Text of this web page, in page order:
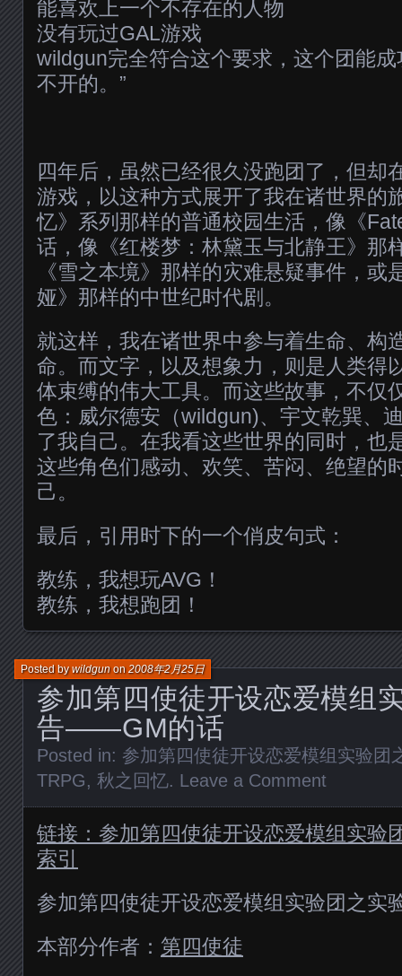
能喜欢上一个不存在的人物
没有玩过GAL游戏
wildgun完全符合这个要求，这个团能
不开的。”
四年后，虽然已经很久没跑团了，但却
游戏，以这种方式展开了我在诸世界
忆》系列那样的普通校园生活，像《
话，像《红楼梦：林黛玉与北静王》那
《雪之本境》那样的灾难悬疑事件，或
娅》那样的中世纪时代剧。
就这样，我在诸世界中参与着生命、构
命。而文字，以及想象力，则是人类得
体束缚的伟大工具。而这些故事，不仅
色：威尔德安（wildgun)、宇文乾巽、
了我自己。在我看这些世界的同时，也
这些角色们感动、欢笑、苦闷、绝望的
己。
最后，引用时下的一个俏皮句式：
教练，我想玩AVG！
教练，我想跑团！
参加第四使徒开设恋爱模组
告——GM的话
Posted bywildgunon2008年2月25日
Posted in: 参加第四使徒开设恋爱模组实验团
TRPG, 秋之回忆. Leave a Comment
链接：参加第四使徒开设恋爱模组实
索引
参加第四使徒开设恋爱模组实验团之
本部分作者： 第四使徒